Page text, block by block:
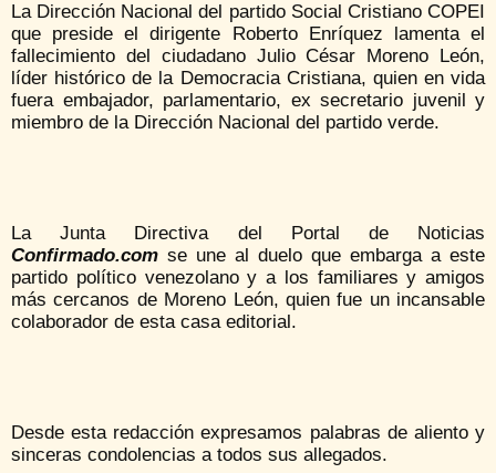
La Dirección Nacional del partido Social Cristiano COPEI
que preside el dirigente Roberto Enríquez lamenta el
fallecimiento del ciudadanoJulio César Moreno León,
líder histórico de la Democracia Cristiana, quien en vida
fuera embajador, parlamentario, ex secretario juvenil y
miembro de la Dirección Nacional del partido verde.
La Junta Directiva del Portal de Noticias
Confirmado.com se une al duelo que embarga a este
partido político venezolano y a los familiares y amigos
más cercanos de Moreno León, quien fue un incansable
colaborador de esta casa editorial.
Desde esta redacción expresamos palabras de aliento y
sinceras condolencias a todos sus allegados.